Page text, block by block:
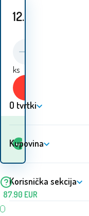
12.90
ks
Na
lageru
87.90 EUR
O tvrtki
Kupovina
Korisnička sekcija